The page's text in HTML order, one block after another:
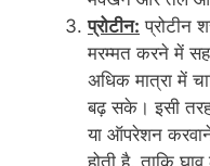
प्रोटीन: प्रोटीन
मरम्मत करने में
अधिक मात्रा में
बढ़ सके। इसी
या ऑपरेशन